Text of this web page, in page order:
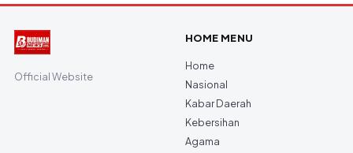
Official Website
HOME MENU
Home
Nasional
Kabar Daerah
Kebersihan
Agama